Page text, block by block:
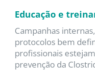
Educação e
Campanhas
protocolos bem
profissionais
prevenção da